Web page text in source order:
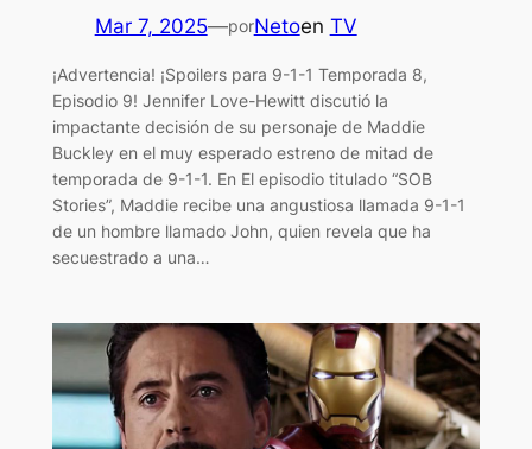
Mar 7, 2025—porNetoen TV
¡Advertencia! ¡Spoilers para 9-1-1 Temporada 8,
Episodio 9! Jennifer Love-Hewitt discutió la
impactante decisión de su personaje de Maddie
Buckley en el muy esperado estreno de mitad de
temporada de 9-1-1. En El episodio titulado “SOB
Stories”, Maddie recibe una angustiosa llamada 9-1-1
de un hombre llamado John, quien revela que ha
secuestrado a una…